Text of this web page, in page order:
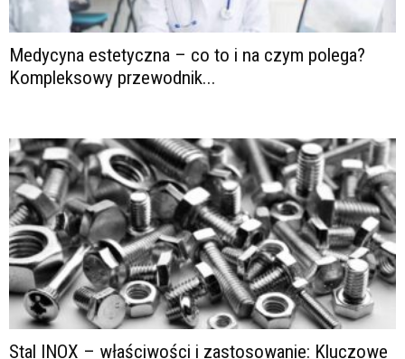
Medycyna estetyczna – co to i na czym polega?
Kompleksowy przewodnik...
Stal INOX – właściwości i zastosowanie: Kluczowe